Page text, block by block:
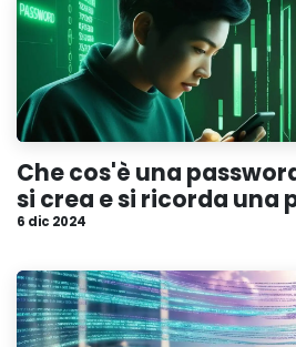
Che cos'è una
si crea e si ricorda una
6 dic 2024